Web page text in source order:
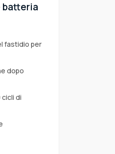
batteria
fastidio per
dopo
di